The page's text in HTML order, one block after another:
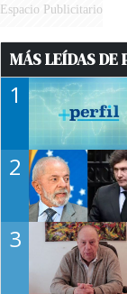
Espacio Publicitario
MÁS LEÍDAS DE
1
2
3